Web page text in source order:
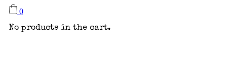
0
No products in the cart.